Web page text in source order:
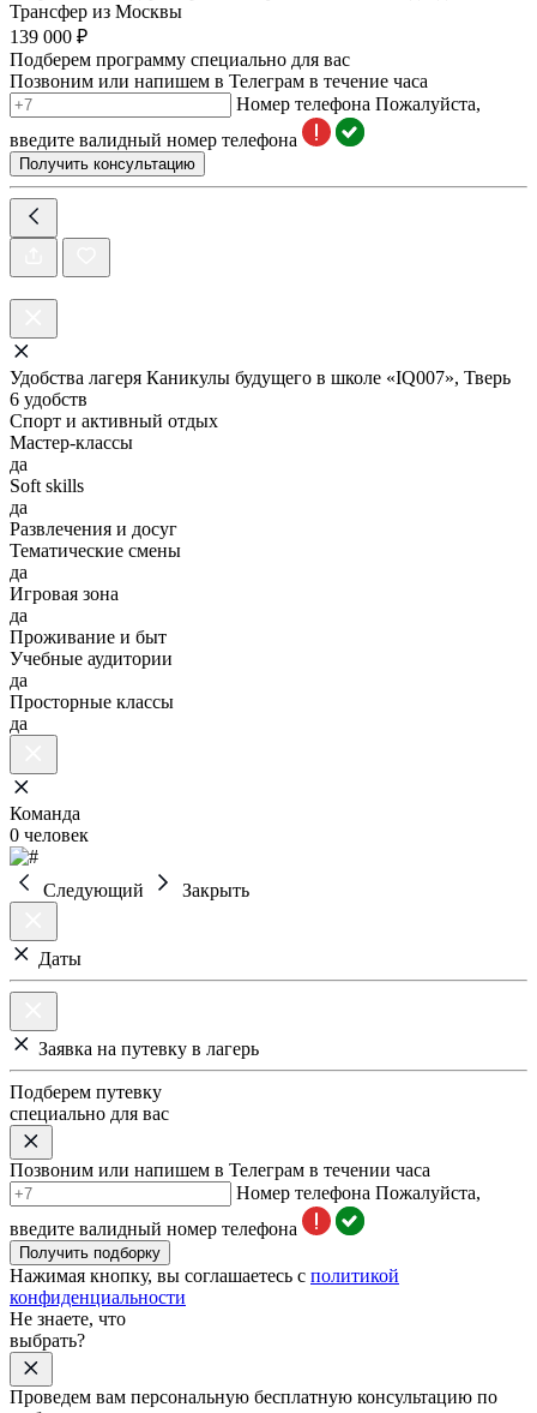
Трансфер из Москвы
139 000 ₽
Подберем программу специально для вас
Позвоним или напишем в Телеграм в течение часа
Номер телефона Пожалуйста,
введите валидный номер телефона
Получить консультацию
Удобства лагеря Каникулы будущего в школе «IQ007», Тверь
6 удобств
Спорт и активный отдых
Мастер-классы
да
Soft skills
да
Развлечения и досуг
Тематические смены
да
Игровая зона
да
Проживание и быт
Учебные аудитории
да
Просторные классы
да
Команда
0 человек
Следующий Закрыть
Даты
Заявка на путевку в лагерь
Подберем путевку
специально для вас
Позвоним или напишем в Телеграм в течении часа
Номер телефона Пожалуйста,
введите валидный номер телефона
Получить подборку
Нажимая кнопку, вы соглашаетесь с политикой
конфиденциальности
Не знаете, что
выбрать?
Проведем вам персональную бесплатную консультацию по